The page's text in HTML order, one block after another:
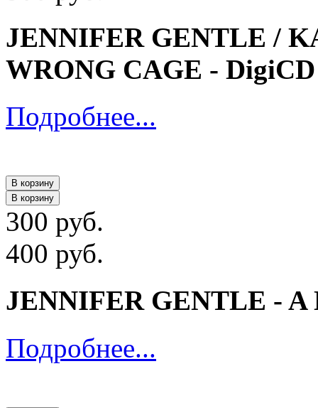
JENNIFER GENTLE /
WRONG CAGE - DigiCD
Подробнее...
В корзину
В корзину
300 руб.
400 руб.
JENNIFER GENTLE - A
Подробнее...